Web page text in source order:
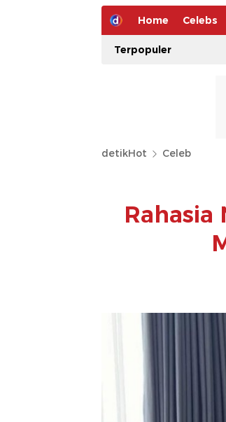
Home Celebs
Terpopuler
detikHot Celeb
Rahasia